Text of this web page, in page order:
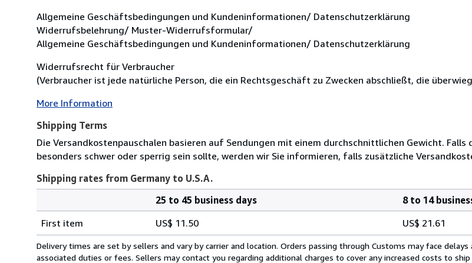
Allgemeine Geschäftsbedingungen und Kundeninformationen/ Datenschutzerklärung
Widerrufsbelehrung/ Muster-Widerrufsformular/
Allgemeine Geschäftsbedingungen und Kundeninformationen/ Datenschutzerklärung
Widerrufsrecht für Verbraucher
(Verbraucher ist jede natürliche Person, die ein Rechtsgeschäft zu Zwecken abschließt, die
More Information
Shipping Terms
Die Versandkostenpauschalen basieren auf Sendungen mit einem durchschnittlichen Gewicht. Falls
besonders schwer oder sperrig sein sollte, werden wir Sie informieren, falls zusätzliche
Shipping rates from Germany to U.S.A.
rates
from
Germany
25 to 45 business days
8 to 14
First item
US$ 11.50 US$ 21.61
Delivery times are set by sellers and vary by carrier and location. Orders passing through Customs may face
associated duties or fees. Sellers may contact you regarding additional charges to cover any increased costs to